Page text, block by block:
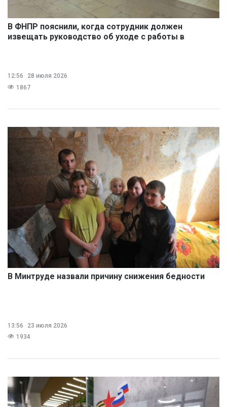
В ФНПР пояснили, когда сотрудник должен
извещать руководство об уходе с работы в
12:56
28 июля 2026
1867
В Минтруде назвали причину снижения бедности
13:56
23 июля 2026
1934